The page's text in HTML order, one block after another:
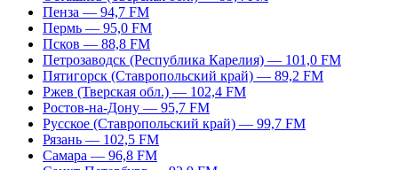
Пенза — 94,7 FM
Пермь — 95,0 FM
Псков — 88,8 FM
Петрозаводск (Республика Карелия) — 101,0 FM
Пятигорск (Ставропольский край) — 89,2 FM
Ржев (Тверская обл.) — 102,4 FM
Ростов-на-Дону — 95,7 FM
Русское (Ставропольский край) — 99,7 FM
Рязань — 102,5 FM
Самара — 96,8 FM